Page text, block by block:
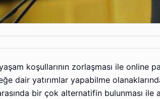
koşullarının zorlaşması ile online
dair yatırımlar yapabilme
bir çok alternatifin bulunması